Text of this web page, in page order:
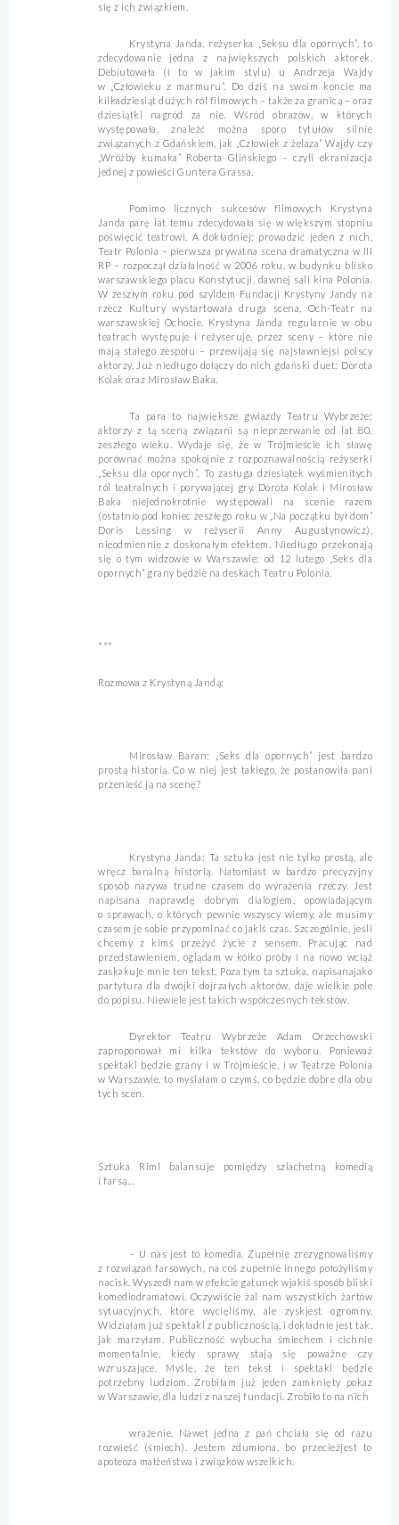
się z ich związkiem.
Krystyna Janda, reżyserka „Seksu dla opornych”, to
zdecydowanie jedna z największych polskich aktorek.
Debiutowała (i to w jakim stylu) u Andrzeja Wajdy
w „Człowieku z marmuru”. Do dziś na swoim koncie ma
kilkadziesiąt dużych ról filmowych – także za granicą – oraz
dziesiątki nagród za nie. Wśród obrazów, w których
występowała, znaleźć można sporo tytułów silnie
związanych z Gdańskiem, jak „Człowiek z żelaza” Wajdy czy
„Wróżby kumaka” Roberta Glińskiego – czyli ekranizacja
jednej z powieści Guntera Grassa.
Pomimo licznych sukcesów filmowych Krystyna
Janda parę lat temu zdecydowała się w większym stopniu
poświęcić teatrowi. A dokładniej: prowadzić jeden z nich.
Teatr Polonia – pierwsza prywatna scena dramatyczna w III
RP – rozpoczął działalność w 2006 roku, w budynku blisko
warszawskiego placu Konstytucji, dawnej sali kina Polonia.
W zeszłym roku pod szyldem Fundacji Krystyny Jandy na
rzecz Kultury wystartowała druga scena, Och-Teatr na
warszawskiej Ochocie. Krystyna Janda regularnie w obu
teatrach występuje i reżyseruje, przez sceny – które nie
mają stałego zespołu – przewijają się najsławniejsi polscy
aktorzy. Już niedługo dołączy do nich gdański duet: Dorota
Kolak oraz Mirosław Baka.
Ta para to największe gwiazdy Teatru Wybrzeże;
aktorzy z tą sceną związani są nieprzerwanie od lat 80.
zeszłego wieku. Wydaje się, że w Trójmieście ich sławę
porównać można spokojnie z rozpoznawalnością reżyserki
„Seksu dla opornych”. To zasługa dziesiątek wyśmienitych
ról teatralnych i porywającej gry. Dorota Kolak i Mirosław
Baka niejednokrotnie występowali na scenie razem
(ostatnio pod koniec zeszłego roku w „Na początku był dom”
Doris Lessing w reżyserii Anny Augustynowicz),
nieodmiennie z doskonałym efektem. Niedługo przekonają
się o tym widzowie w Warszawie: od 12 lutego „Seks dla
opornych” grany będzie na deskach Teatru Polonia.
***
Rozmowa z Krystyną Jandą:
Mirosław Baran: „Seks dla opornych” jest bardzo
prostą historią. Co w niej jest takiego, że postanowiła pani
przenieść ją na scenę?
Krystyna Janda: Ta sztuka jest nie tylko prostą, ale
wręcz banalną historią. Natomiast w bardzo precyzyjny
sposób nazywa trudne czasem do wyrażenia rzeczy. Jest
napisana naprawdę dobrym dialogiem, opowiadającym
o sprawach, o których pewnie wszyscy wiemy, ale musimy
czasem je sobie przypominać co jakiś czas. Szczególnie, jeśli
chcemy z kimś przeżyć życie z sensem. Pracując nad
przedstawieniem, oglądam w kółko próby i na nowo wciąż
zaskakuje mnie ten tekst. Poza tym ta sztuka, napisanajako
partytura dla dwójki dojrzałych aktorów, daje wielkie pole
do popisu. Niewiele jest takich współczesnych tekstów.
Dyrektor Teatru Wybrzeże Adam Orzechowski
zaproponował mi kilka tekstów do wyboru. Ponieważ
spektakl będzie grany i w Trójmieście, i w Teatrze Polonia
w Warszawie, to myślałam o czymś, co będzie dobre dla obu
tych scen.
Sztuka Riml balansuje pomiędzy szlachetną komedią
i farsą…
– U nas jest to komedia. Zupełnie zrezygnowaliśmy
z rozwiązań farsowych, na coś zupełnie innego położyliśmy
nacisk. Wyszedł nam w efekcie gatunek wjakiś sposób bliski
komediodramatowi. Oczywiście żal nam wszystkich żartów
sytuacyjnych, które wycięliśmy, ale zyskjest ogromny.
Widziałam już spektakl z publicznością, i dokładnie jest tak,
jak marzyłam. Publiczność wybucha śmiechem i cichnie
momentalnie, kiedy sprawy stają się poważne czy
wzruszające. Myślę, że ten tekst i spektakl będzie
potrzebny ludziom. Zrobiłam już jeden zamknięty pokaz
w Warszawie, dla ludzi z naszej fundacji. Zrobiło to na nich
wrażenie. Nawet jedna z pań chciała się od razu
rozwieść (śmiech). Jestem zdumiona, bo przecieżjest to
apoteoza małżeństwa i związków wszelkich.